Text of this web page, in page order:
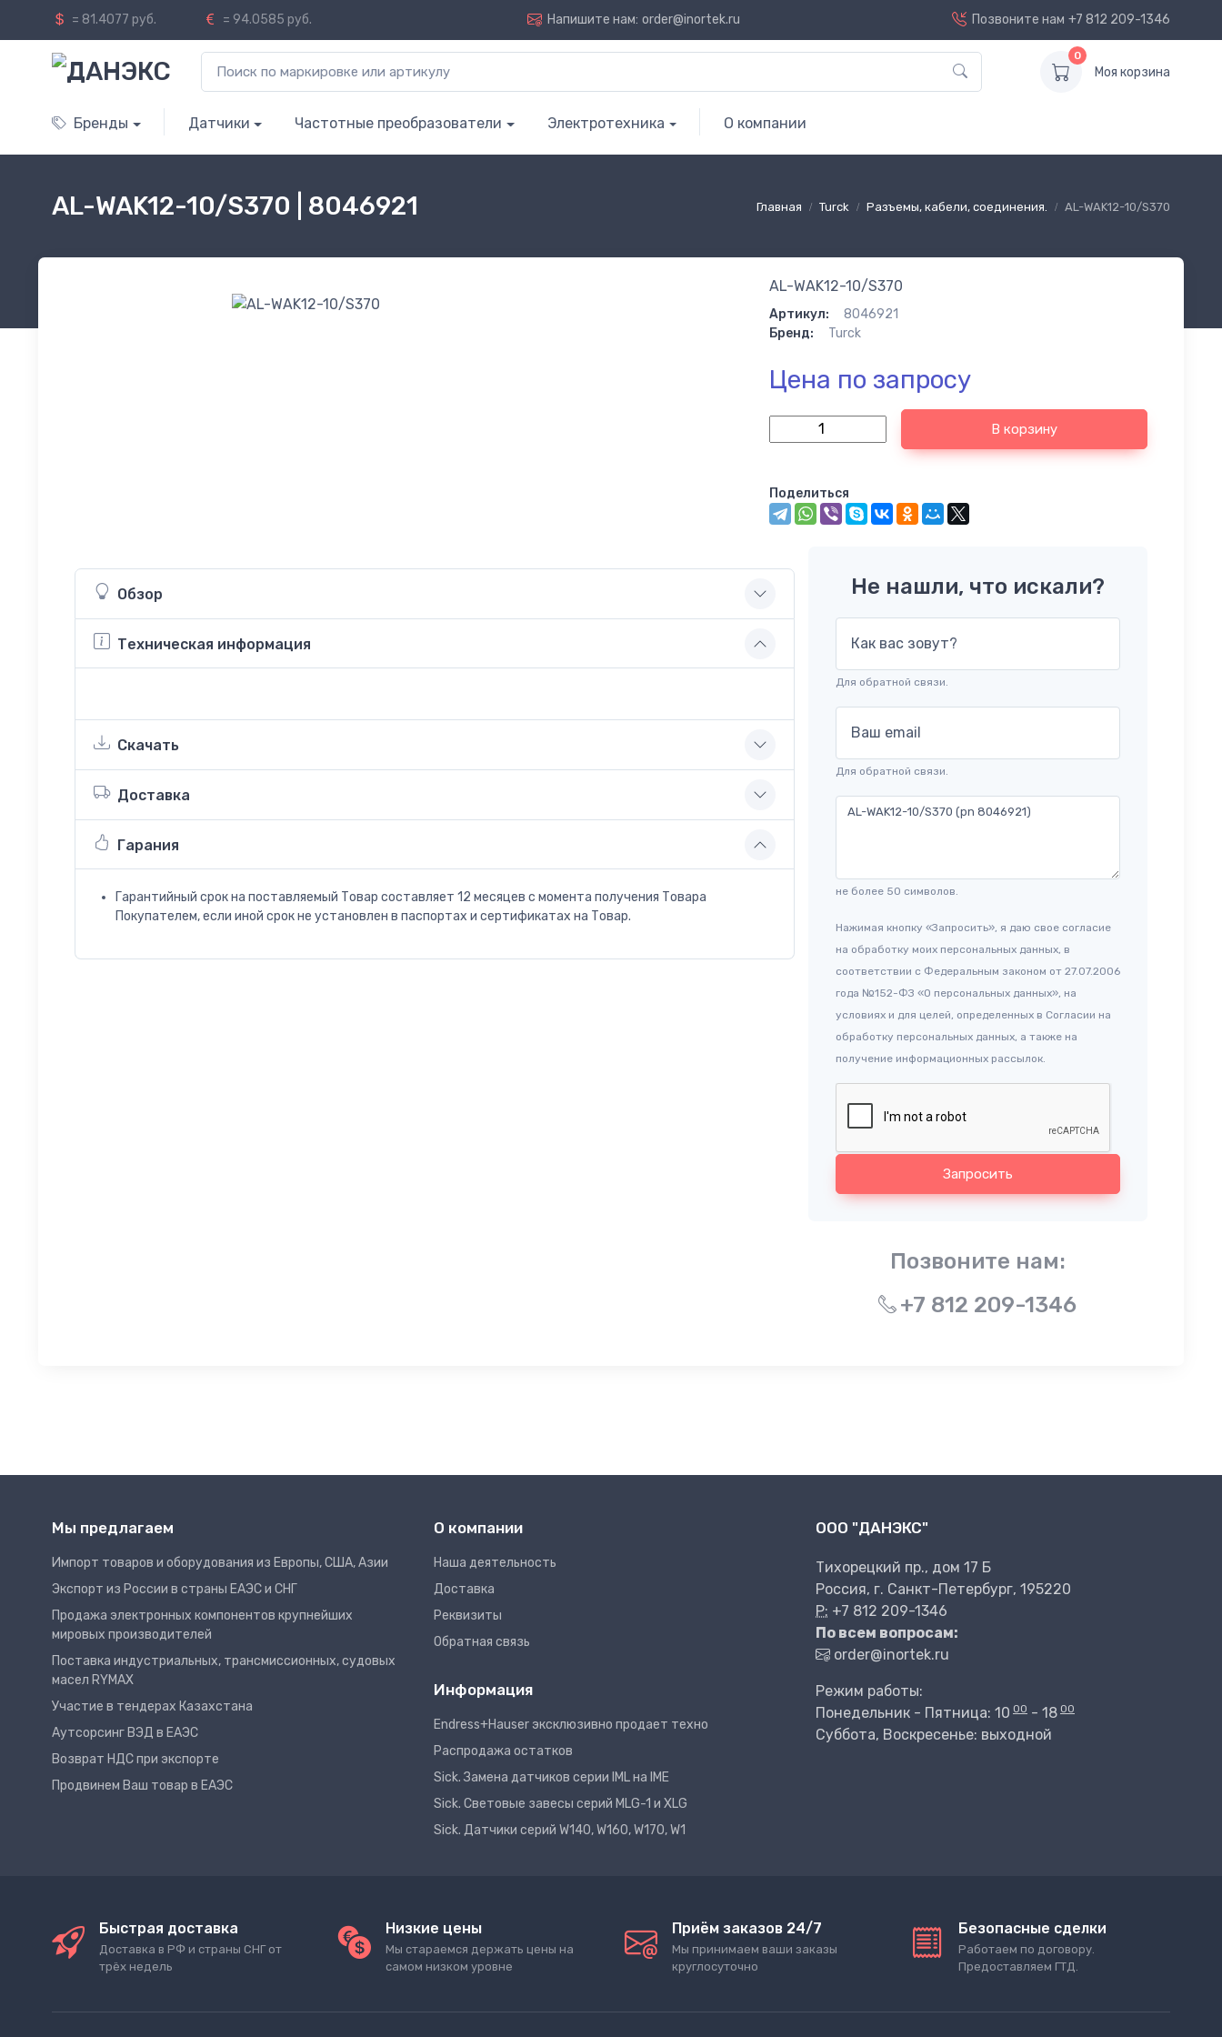
= 81.4077 руб. = 94.0585 руб. Напишите нам: order@inortek.ru Позвоните нам +7 812 209-1346
0
Моя корзина
Бренды Датчики Частотные преобразователи Электротехника О компании
Главная Turck Разъемы, кабели, соединения. AL-WAK12-10/S370
AL-WAK12-10/S370 | 8046921
AL-WAK12-10/S370
Артикул:
8046921
Бренд:
Turck
Цена по запросу
В корзину
Поделиться
Обзор
Техническая информация
Скачать
Доставка
Гарания
Гарантийный срок на поставляемый Товар составляет 12 месяцев с момента получения Товара
Покупателем, если иной срок не установлен в паспортах и сертификатах на Товар.
Не нашли, что искали?
Как вас зовут?
Для обратной связи.
Ваш email
Для обратной связи.
не более 50 символов.
Нажимая кнопку «Запросить», я даю свое согласие
на обработку моих персональных данных, в
соответствии с Федеральным законом от 27.07.2006
года №152-ФЗ «О персональных данных», на
условиях и для целей, определенных в Согласии на
обработку персональных данных, а также на
получение информационных рассылок.
Запросить
Позвоните нам:
+7 812 209-1346
Мы предлагаем
Импорт товаров и оборудования из Европы, США, Азии
Экспорт из России в страны ЕАЭС и СНГ
Продажа электронных компонентов крупнейших
мировых производителей
Поставка индустриальных, трансмиссионных, судовых
масел RYMAX
Участие в тендерах Казахстана
Аутсорсинг ВЭД в ЕАЭС
Возврат НДС при экспорте
Продвинем Ваш товар в ЕАЭС
О компании
Наша деятельность
Доставка
Реквизиты
Обратная связь
Информация
Endress+Hauser эксклюзивно продает техно
Распродажа остатков
Sick. Замена датчиков серии IML на IME
Sick. Световые завесы серий MLG-1 и XLG
Sick. Датчики серий W140, W160, W170, W1
ООО "ДАНЭКС"
Тихорецкий пр., дом 17 Б
Россия, г. Санкт-Петербург, 195220
P: +7 812 209-1346
По всем вопросам:
order@inortek.ru
Режим работы:
Понедельник - Пятница: 10 00 - 18 00
Суббота, Воскресенье: выходной
Быстрая доставка
Доставка в РФ и страны СНГ от
трёх недель
Низкие цены
Мы стараемся держать цены на
самом низком уровне
Приём заказов 24/7
Мы принимаем ваши заказы
круглосуточно
Безопасные сделки
Работаем по договору.
Предоставляем ГТД.